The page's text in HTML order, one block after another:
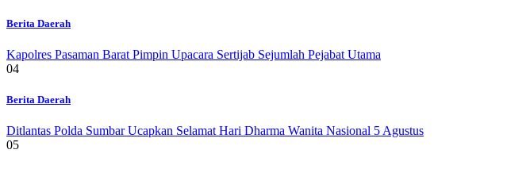
Berita Daerah
Kapolres Pasaman Barat Pimpin Upacara Sertijab Sejumlah Pejabat Utama
04
Berita Daerah
Ditlantas Polda Sumbar Ucapkan Selamat Hari Dharma Wanita Nasional 5 Agustus
05